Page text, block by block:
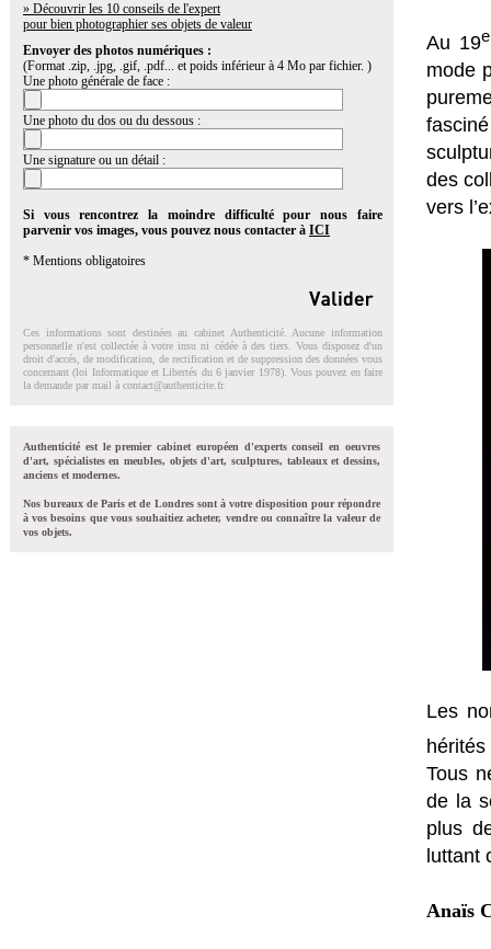
» Découvrir les 10 conseils de l'expert
pour bien photographier ses objets de valeur
Envoyer des photos numériques :
(Format .zip, .jpg, .gif, .pdf... et poids inférieur à 4 Mo par fichier. )
Une photo générale de face :
Une photo du dos ou du dessous :
Une signature ou un détail :
Si vous rencontrez la moindre difficulté pour nous faire
parvenir vos images, vous pouvez nous contacter à ICI
* Mentions obligatoires
Ces informations sont destinées au cabinet Authenticité. Aucune information
personnelle n'est collectée à votre insu ni cédée à des tiers. Vous disposez d'un
droit d'accés, de modification, de rectification et de suppression des données vous
concernant (loi Informatique et Libertés du 6 janvier 1978). Vous pouvez en faire
la demande par mail à contact@authenticite.fr.
Authenticité est le premier cabinet européen d'experts conseil en oeuvres
d'art, spécialistes en meubles, objets d'art, sculptures, tableaux et dessins,
anciens et modernes.
Nos bureaux de Paris et de Londres sont à votre disposition pour répondre
à vos besoins que vous souhaitiez acheter, vendre ou connaître la valeur de
vos objets.
Au 19e
mode
des
vers
Les
Tous
de la
plus
luttant
Anaïs